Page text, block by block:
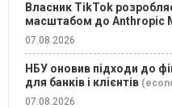
Власник TikTok
масштабом до Anthropic
07.08.2026
НБУ оновив підходи до
для банків і клієнтів
07.08.2026